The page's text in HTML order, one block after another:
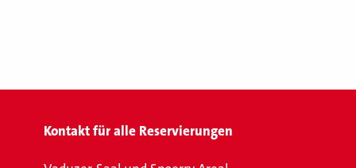
Kontakt für alle Reservierungen